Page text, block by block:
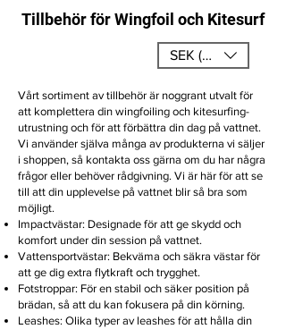
Tillbehör för Wingfoil och Kitesurf
SEK (kr)
Vårt sortiment av tillbehör är noggrant utvalt för
att komplettera din wingfoiling och kitesurfing-
utrustning och för att förbättra din dag på vattnet.
Vi använder själva många av produkterna vi säljer
i shoppen, så kontakta oss gärna om du har några
frågor eller behöver rådgivning. Vi är här för att se
till att din upplevelse på vattnet blir så bra som
möjligt.
Impactvästar: Designade för att ge skydd och
komfort under din session på vattnet.
Vattensportvästar: Bekväma och säkra västar för
att ge dig extra flytkraft och trygghet.
Fotstroppar: För en stabil och säker position på
brädan, så att du kan fokusera på din körning.
Leashes: Olika typer av leashes för att hålla din